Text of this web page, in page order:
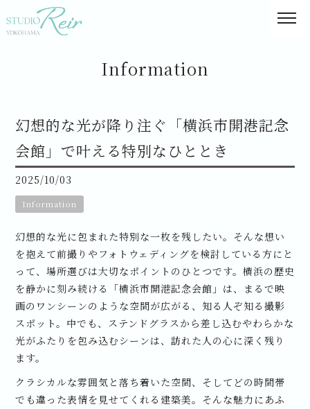
Information
幻想的な光が降り注ぐ「横浜市開港記念
会館」で叶える特別なひととき
2025/10/03
Information
幻想的な光に包まれた特別な一枚を残したい。そんな想い
を抱えて前撮りやフォトウェディングを検討している方にと
って、場所選びは大切なポイントのひとつです。横浜の歴史
を静かに刻み続ける「横浜市開港記念会館」は、まるで映
画のワンシーンのような空間が広がる、知る人ぞ知る撮影
スポット。中でも、ステンドグラスから差し込むやわらかな
光がふたりを包み込むシーンは、訪れた人の心に深く残り
ます。
クラシカルな雰囲気と落ち着いた空間、そしてどの時間帯
でも違った表情を見せてくれる建築美。そんな魅力にあふ